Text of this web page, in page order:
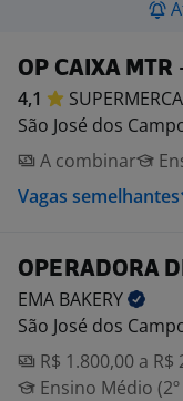
OP CAIXA
4,1
São José dos
A combinar
Vagas semelhantes
OPERADORA
EMA BAKERY
São José dos
R$ 1.800,00 a R$
Ensino Médio